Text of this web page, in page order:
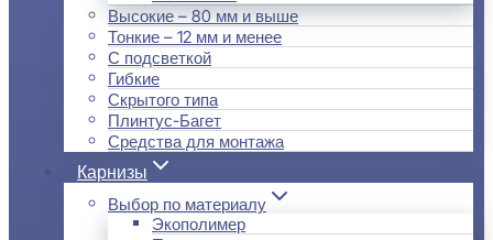
Высокие – 80 мм и выше
Тонкие – 12 мм и менее
С подсветкой
Гибкие
Скрытого типа
Плинтус-Багет
Средства для монтажа
Карнизы
Выбор по материалу
Экополимер